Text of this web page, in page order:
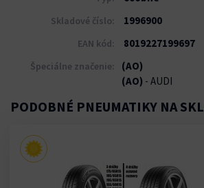
Skladové číslo: 1996900
EAN kód: 8019227199697
Špeciálne značenie:
(AO)
(AO) - AUDI
PODOBNÉ PNEUMATIKY NA